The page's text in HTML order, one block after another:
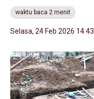
waktu baca 2 menit
Selasa, 24 Feb 2026 14:43